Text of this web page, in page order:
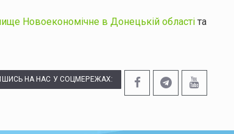
Новоекономічне в Донецькій області та
НА НАС У СОЦМЕРЕЖАХ: